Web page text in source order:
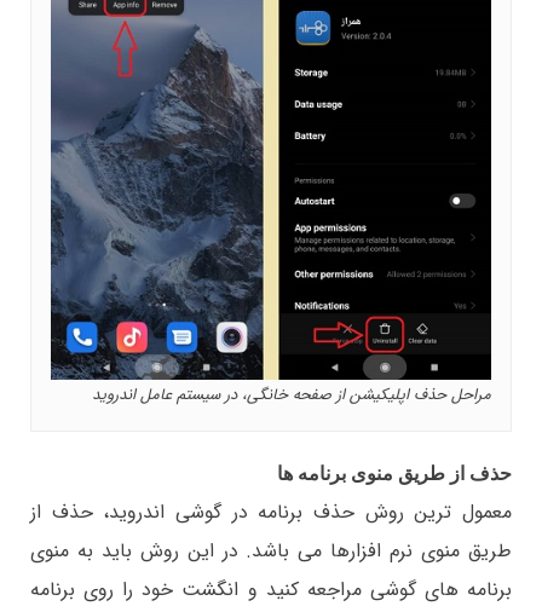
مراحل حذف اپلیکیشن از صفحه خانگی، در سیستم عامل اندروید
حذف از طریق منوی برنامه ها
معمول ترین روش حذف برنامه در گوشی اندروید، حذف از
طریق منوی نرم افزارها می باشد. در این روش باید به منوی
برنامه های گوشی مراجعه کنید و انگشت خود را روی برنامه